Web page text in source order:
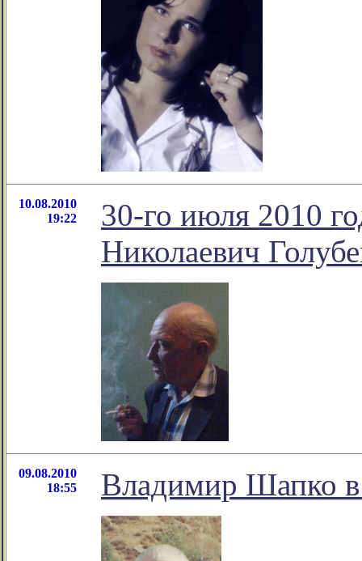
10.08.2010
19:22
30-го июля 2010
Николаевич
09.08.2010
18:55
Владимир